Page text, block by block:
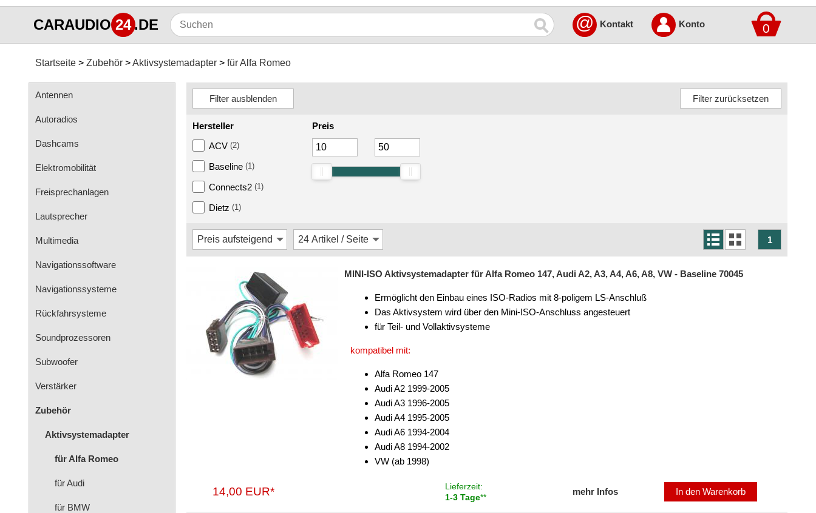
CARAUDIO 24.DE 0
@ Kontakt Konto
Startseite Zubehör Aktivsystemadapter für Alfa Romeo
Antennen
Autoradios
Dashcams
Elektromobilität
Freisprechanlagen
Lautsprecher
Multimedia
Navigationssoftware
Navigationssysteme
Rückfahrsysteme
Soundprozessoren
Subwoofer
Verstärker
Zubehör
Aktivsystemadapter
für Alfa Romeo
für Audi
für BMW
Hersteller
ACV (2)
Baseline (1)
Connects2 (1)
Dietz (1)
Preis
1
MINI-ISO Aktivsystemadapter für Alfa Romeo 147, Audi A2, A3, A4, A6, A8, VW - Baseline 70045
Ermöglicht den Einbau eines ISO-Radios mit 8-poligem LS-Anschluß
Das Aktivsystem wird über den Mini-ISO-Anschluss angesteuert
für Teil- und Vollaktivsysteme
kompatibel mit:
Alfa Romeo 147
Audi A2 1999-2005
Audi A3 1996-2005
Audi A4 1995-2005
Audi A6 1994-2004
Audi A8 1994-2002
VW (ab 1998)
14,00 EUR*
Lieferzeit:
1-3 Tage**
mehr Infos In den Warenkorb